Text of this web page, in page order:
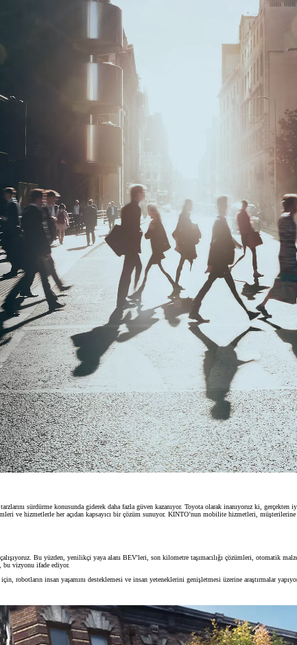
sürdürme konusunda giderek daha fazla güven kazanıyor. Toyota olarak inanıyoruz ki,
ve hizmetlerle her açıdan kapsayıcı bir çözüm sunuyor. KINTO’nun mobilite hizmetleri,
Bu yüzden, yenilikçi yaya alanı BEV'leri, son kilometre taşımacılığı çözümleri, otomatik
bu vizyonu ifade ediyor.
robotların insan yaşamını desteklemesi ve insan yeteneklerini genişletmesi üzerine araştırmalar